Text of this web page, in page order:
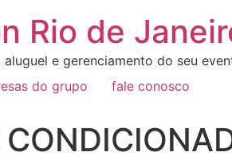
Rio de
e gerenciamento do seu
do grupo fale conosco